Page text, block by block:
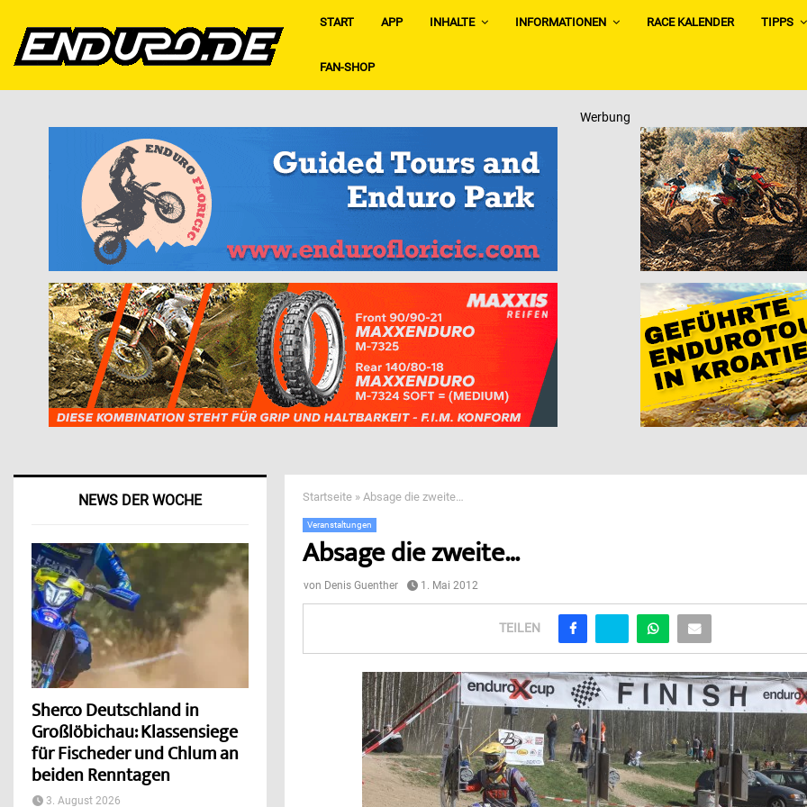
START APP INHALTE INFORMATIONEN RACE KALENDER TIPPS
FAN-SHOP
Werbung
Startseite »Absage die zweite…
Veranstaltungen
Absage die zweite…
von Denis Guenther 1. Mai 2012
TEILEN
NEWS DER WOCHE
Sherco Deutschland in
Großlöbichau: Klassensiege
für Fischeder und Chlum an
beiden Renntagen
3. August 2026